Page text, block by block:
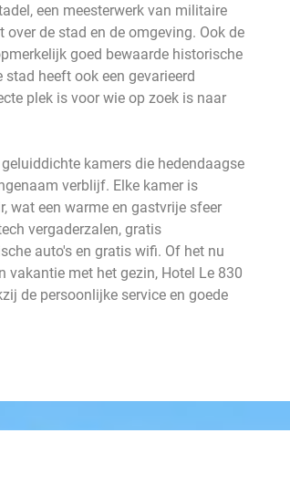
een meesterwerk van militaire
de stad en de omgeving. Ook de
goed bewaarde historische
heeft ook een gevarieerd
plek is voor wie op zoek is naar
kamers die hedendaagse
verblijf. Elke kamer is
wat een warme en gastvrije sfeer
vergaderzalen, gratis
auto's en gratis wifi. Of het nu
vakantie met het gezin, Hotel Le 830
de persoonlijke service en goede